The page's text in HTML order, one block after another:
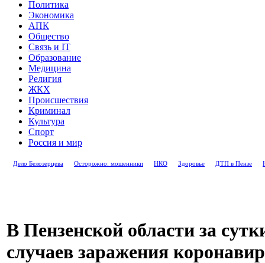
Политика
Экономика
АПК
Общество
Связь и IT
Образование
Медицина
Религия
ЖКХ
Происшествия
Криминал
Культура
Спорт
Россия и мир
Дело Белозерцева Осторожно: мошенники НКО Здоровье ДТП в Пензе
В Пензенской области за
случаев заражения